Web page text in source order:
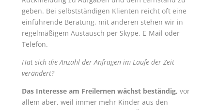
geben. Bei selbstständigen Klienten reicht oft eine
einführende Beratung, mit anderen stehen wir in
regelmäßigem Austausch per Skype, E-Mail oder
Telefon.
Hat sich die Anzahl der Anfragen im Laufe der Zeit
verändert?
Das Interesse am Freilernen wächst beständig, vor
allem aber, weil immer mehr Kinder aus den